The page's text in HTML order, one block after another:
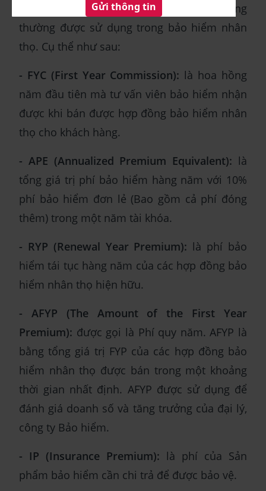
nắm rõ một số thuật ngữ liên quan cũng
thường được sử dụng trong bảo hiểm nhân
thọ. Cụ thể như sau:
- FYC (First Year Commission): là hoa hồng
năm đầu tiên mà tư vấn viên bảo hiểm nhận
được khi bán được hợp đồng bảo hiểm nhân
thọ cho khách hàng.
- APE (Annualized Premium Equivalent): là
tổng giá trị phí bảo hiểm hàng năm với 10%
phí bảo hiểm đơn lẻ (Bao gồm cả phí đóng
thêm) trong một năm tài khóa.
- RYP (Renewal Year Premium): là phí bảo
hiểm tái tục hàng năm của các hợp đồng bảo
hiểm nhân thọ hiện hữu.
- AFYP (The Amount of the First Year
Premium): được gọi là Phí quy năm. AFYP là
bằng tổng giá trị FYP của các hợp đồng bảo
hiểm nhân thọ được bán trong một khoảng
thời gian nhất định. AFYP được sử dụng để
đánh giá doanh số và tăng trưởng của đại lý,
công ty Bảo hiểm.
- IP (Insurance Premium): là phí của Sản
phẩm bảo hiểm cần chi trả để được bảo vệ.